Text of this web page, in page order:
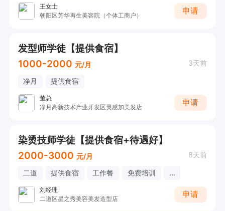
王女士
朝阳区芳华再生美容院（个体工商户）
申请
发型师学徒【提供食宿】
1000-2000 元/月 3天前
净月 提供食宿
董总
净月高新技术产业开发区灵感加美发店
申请
染烫技师学徒【提供食宿+待遇好】
2000-3000 元/月 8天前
二道 提供食宿 工作餐 免费培训 ...
刘经理
二道区星之秀美容美发造型店
申请